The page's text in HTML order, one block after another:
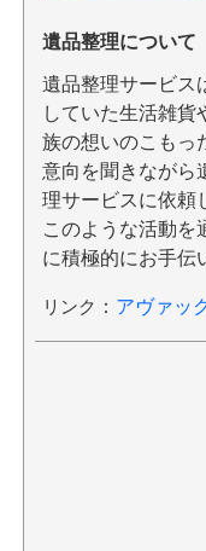
遺品整理について
遺品整理サービス
していた生活雑貨
族の想いのこもっ
意向を聞きながら
理サービスに依頼
このような活動を
に積極的にお手伝
リンク ： アヴァッ